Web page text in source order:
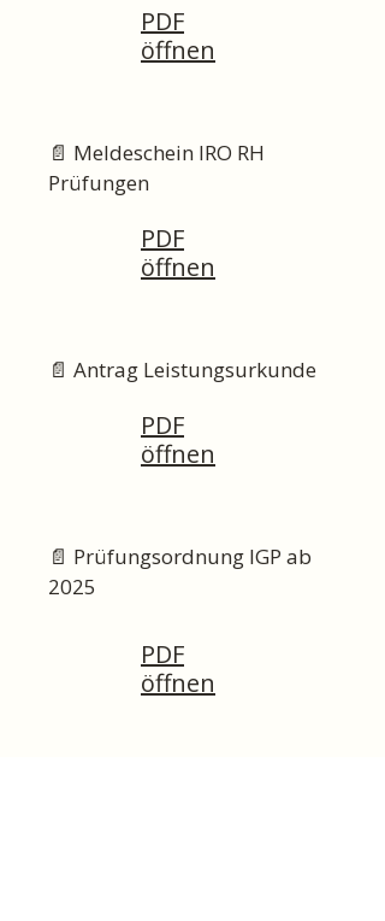
PDF
öffnen
📄 Meldeschein IRO RH
Prüfungen
PDF
öffnen
📄 Antrag Leistungsurkunde
PDF
öffnen
📄 Prüfungsordnung IGP ab
2025
PDF
öffnen